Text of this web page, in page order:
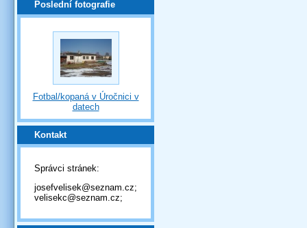
Poslední fotografie
Fotbal/kopaná v Úročnici v
datech
Kontakt
Správci stránek:
josefvelisek@seznam.cz;
velisekc@seznam.cz;